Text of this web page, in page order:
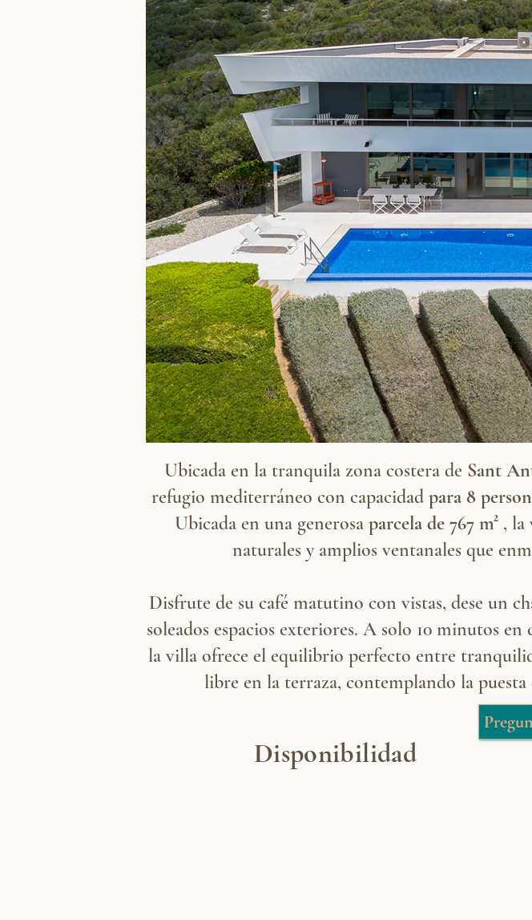
Ubicada en la tranquila zona costera de Sant
refugio mediterráneo con capacidad para 8
Ubicada en una generosa parcela de 767 m², la
naturales y amplios ventanales que
Disfrute de su café matutino con vistas, dese un
soleados espacios exteriores. A solo 10 minutos
la villa ofrece el equilibrio perfecto entre
libre en la terraza, contemplando la
Disponibilidad